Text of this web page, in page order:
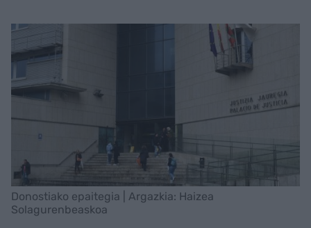
Donostiako epaitegia | Argazkia: Haizea
Solagurenbeaskoa